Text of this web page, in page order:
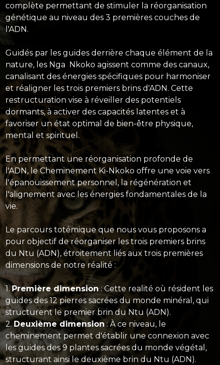
complète permettant de stimuler la réorganisation
génétique au niveau des 3 premières couches de
l'ADN.
Guidés par les guides derrière chaque élément de la
nature, les Nga Nkoko agissent comme des canaux,
canalisant des énergies spécifiques pour harmoniser
et réaligner les trois premiers brins d'ADN. Cette
restructuration vise à réveiller des potentiels
dormants, à activer des capacités latentes et à
favoriser un état optimal de bien-être physique,
mental et spirituel.
En permettant une réorganisation profonde de
l'ADN, le Cheminement Ki-Nkoko offre une voie vers
l'épanouissement personnel, la régénération et
l'alignement avec les énergies fondamentales de la
vie.
Le parcours totémique que nous vous proposons a
pour objectif de réorganiser les trois premiers brins
du Ntu (ADN), étroitement liés aux trois premières
dimensions de notre réalité :
1.Première dimension: Cette realité où résident les
guides des 12 pierres sacrées du monde minéral, qui
structurent le premier brin du Ntu (ADN).
2.Deuxième dimension : À ce niveau, le
cheminement permet d'établir une connexion avec
les guides des 9 plantes sacrées du monde végétal,
structurant ainsi le deuxième brin du Ntu (ADN).